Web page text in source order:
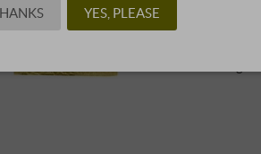
YES, PLEASE